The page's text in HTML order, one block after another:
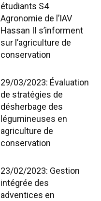
étudiants S4
Agronomie de l’IAV
Hassan II s’informent
sur l’agriculture de
conservation
29/03/2023: Évaluation
de stratégies de
désherbage des
légumineuses en
agriculture de
conservation
23/02/2023: Gestion
intégrée des
adventices en